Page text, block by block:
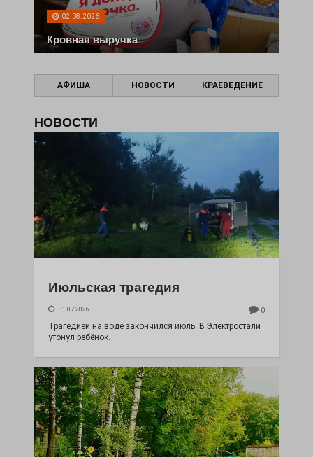
02.08.2026
Кровная выручка
АФИША НОВОСТИ КРАЕВЕДЕНИЕ
НОВОСТИ
Июльская трагедия
31.07.2026 0
Трагедией на воде закончился июль. В Электростали
утонул ребёнок.